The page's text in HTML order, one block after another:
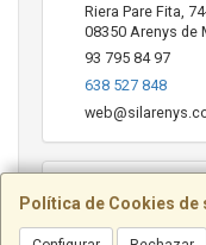
Política de Cookies de
Riera Pare Fita,
08350 Arenys de
93 795 84 97
638 527 848
Horario
De lunes a viernes: